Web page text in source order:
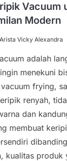
Vacuum
Modern
Arista Vicky Alexandra
adalah
menekuni
frying,
renyah,
dan
membuat
kualitas